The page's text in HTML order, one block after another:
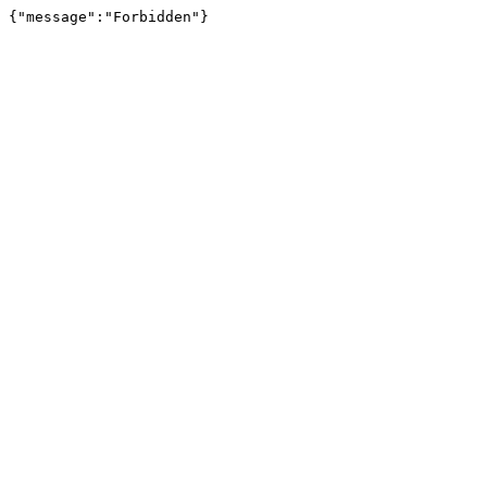
{"message":"Forbidden"}